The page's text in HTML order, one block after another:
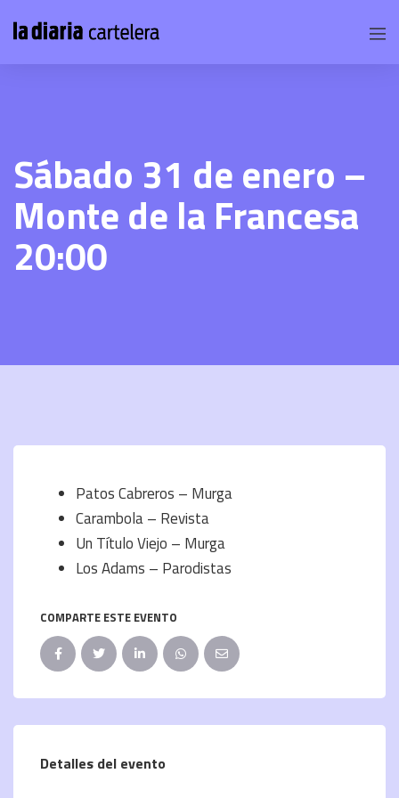
Sábado 31 de enero –
Monte de la Francesa
20:00
Patos Cabreros – Murga
Carambola – Revista
Un Título Viejo – Murga
Los Adams – Parodistas
COMPARTE ESTE EVENTO
Detalles del evento